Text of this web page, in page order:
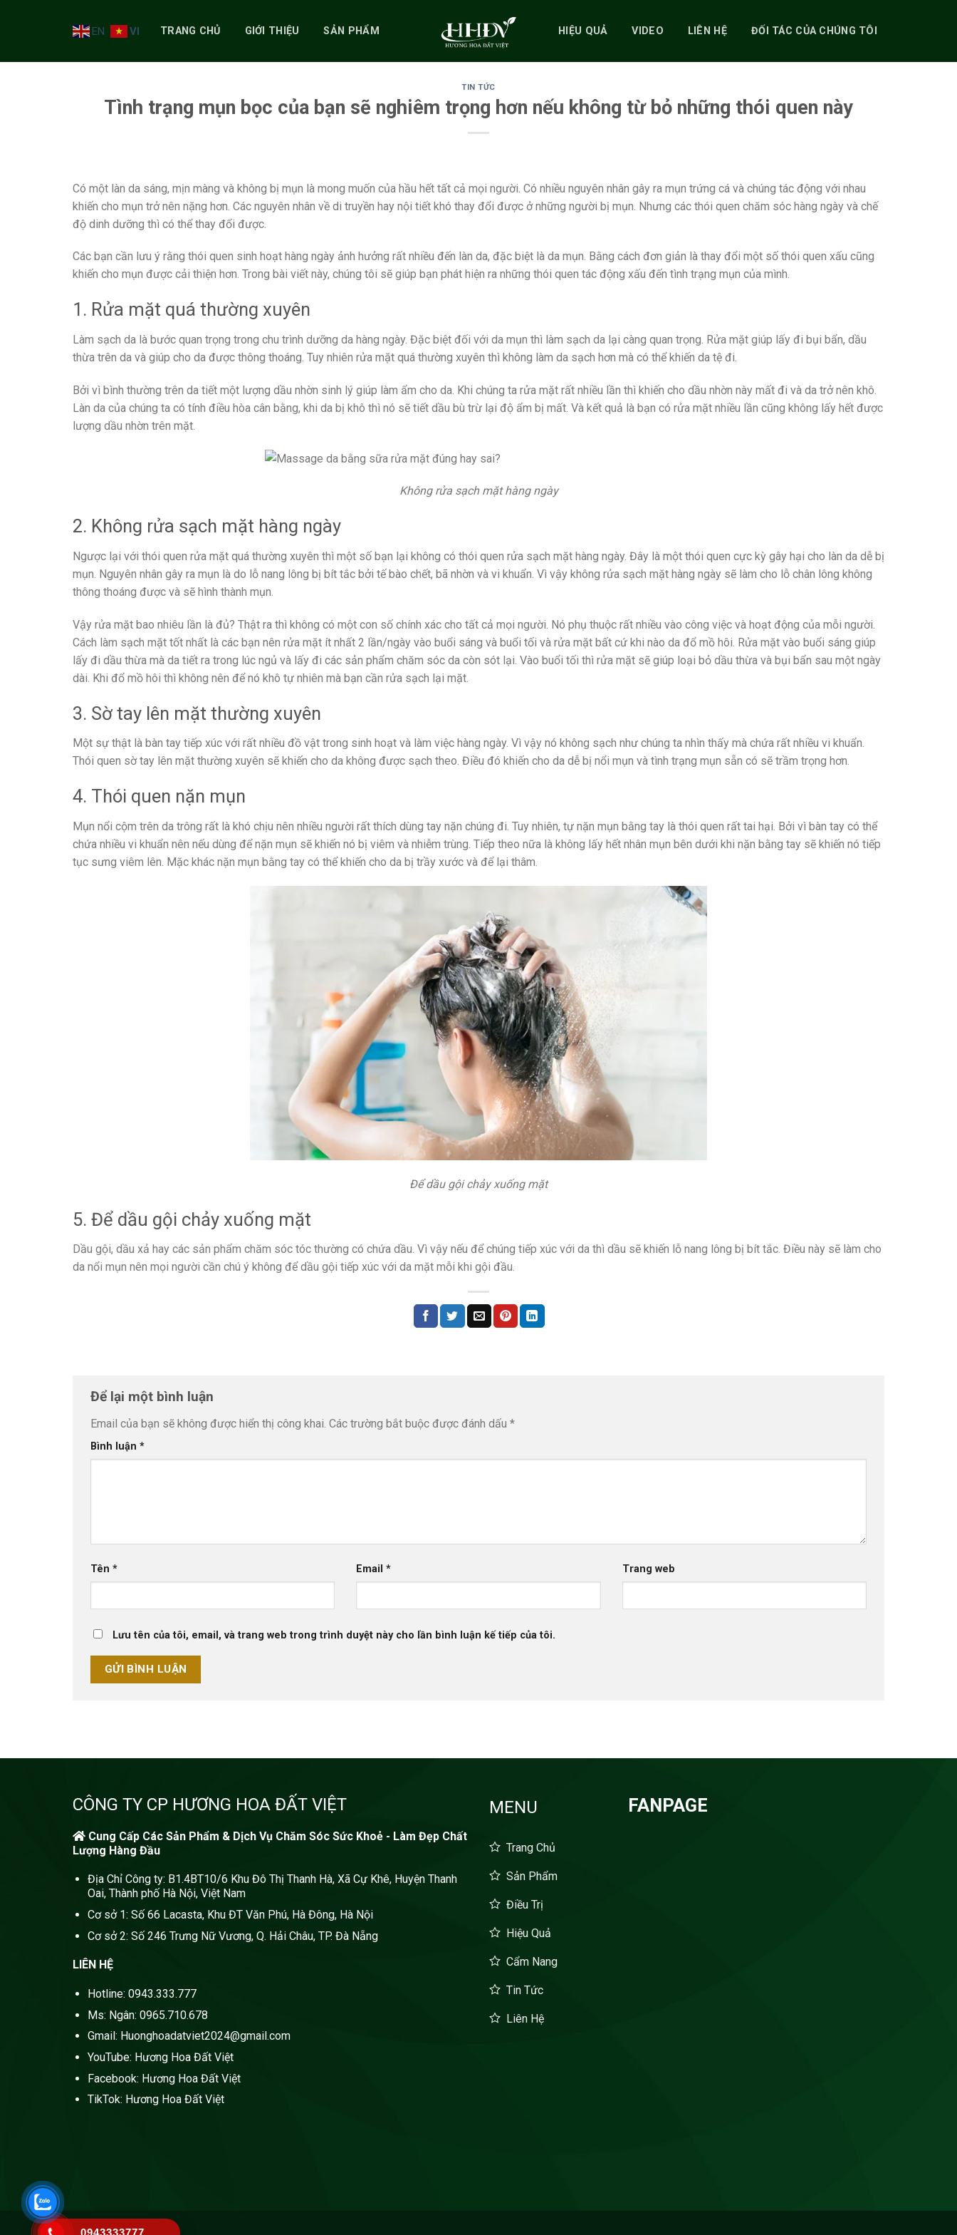
EN VI TRANG CHỦ GIỚI THIỆU SẢN PHẨM HIỆU QUẢ VIDEO LIÊN HỆ ĐỐI TÁC CỦA CHÚNG TÔI
TIN TỨC
Tình trạng mụn bọc của bạn sẽ nghiêm trọng hơn nếu không từ bỏ những thói quen này
Có một làn da sáng, mịn màng và không bị mụn là mong muốn của hầu hết tất cả mọi người. Có nhiều nguyên nhân gây ra mụn trứng cá và chúng tác động với nhau
khiến cho mụn trở nên nặng hơn. Các nguyên nhân về di truyền hay nội tiết khó thay đổi được ở những người bị mụn. Nhưng các thói quen chăm sóc hàng ngày và chế
độ dinh dưỡng thì có thể thay đổi được.
Các bạn cần lưu ý rằng thói quen sinh hoạt hàng ngày ảnh hưởng rất nhiều đến làn da, đặc biệt là da mụn. Bằng cách đơn giản là thay đổi một số thói quen xấu cũng
khiến cho mụn được cải thiện hơn. Trong bài viết này, chúng tôi sẽ giúp bạn phát hiện ra những thói quen tác động xấu đến tình trạng mụn của mình.
1. Rửa mặt quá thường xuyên
Làm sạch da là bước quan trọng trong chu trình dưỡng da hàng ngày. Đặc biệt đối với da mụn thì làm sạch da lại càng quan trọng. Rửa mặt giúp lấy đi bụi bẩn, dầu
thừa trên da và giúp cho da được thông thoáng. Tuy nhiên rửa mặt quá thường xuyên thì không làm da sạch hơn mà có thể khiến da tệ đi.
Bởi vì bình thường trên da tiết một lượng dầu nhờn sinh lý giúp làm ẩm cho da. Khi chúng ta rửa mặt rất nhiều lần thì khiến cho dầu nhờn này mất đi và da trở nên khô.
Làn da của chúng ta có tính điều hòa cân bằng, khi da bị khô thì nó sẽ tiết dầu bù trừ lại độ ẩm bị mất. Và kết quả là bạn có rửa mặt nhiều lần cũng không lấy hết được
lượng dầu nhờn trên mặt.
Không rửa sạch mặt hàng ngày
2. Không rửa sạch mặt hàng ngày
Ngược lại với thói quen rửa mặt quá thường xuyên thì một số bạn lại không có thói quen rửa sạch mặt hàng ngày. Đây là một thói quen cực kỳ gây hại cho làn da dễ bị
mụn. Nguyên nhân gây ra mụn là do lỗ nang lông bị bít tắc bởi tế bào chết, bã nhờn và vi khuẩn. Vì vậy không rửa sạch mặt hàng ngày sẽ làm cho lỗ chân lông không
thông thoáng được và sẽ hình thành mụn.
Vậy rửa mặt bao nhiêu lần là đủ? Thật ra thì không có một con số chính xác cho tất cả mọi người. Nó phụ thuộc rất nhiều vào công việc và hoạt động của mỗi người.
Cách làm sạch mặt tốt nhất là các bạn nên rửa mặt ít nhất 2 lần/ngày vào buổi sáng và buổi tối và rửa mặt bất cứ khi nào da đổ mồ hôi. Rửa mặt vào buổi sáng giúp
lấy đi dầu thừa mà da tiết ra trong lúc ngủ và lấy đi các sản phẩm chăm sóc da còn sót lại. Vào buổi tối thì rửa mặt sẽ giúp loại bỏ dầu thừa và bụi bẩn sau một ngày
dài. Khi đổ mồ hôi thì không nên để nó khô tự nhiên mà bạn cần rửa sạch lại mặt.
3. Sờ tay lên mặt thường xuyên
Một sự thật là bàn tay tiếp xúc với rất nhiều đồ vật trong sinh hoạt và làm việc hàng ngày. Vì vậy nó không sạch như chúng ta nhìn thấy mà chứa rất nhiều vi khuẩn.
Thói quen sờ tay lên mặt thường xuyên sẽ khiến cho da không được sạch theo. Điều đó khiến cho da dễ bị nổi mụn và tình trạng mụn sẵn có sẽ trầm trọng hơn.
4. Thói quen nặn mụn
Mụn nổi cộm trên da trông rất là khó chịu nên nhiều người rất thích dùng tay nặn chúng đi. Tuy nhiên, tự nặn mụn bằng tay là thói quen rất tai hại. Bởi vì bàn tay có thể
chứa nhiều vi khuẩn nên nếu dùng để nặn mụn sẽ khiến nó bị viêm và nhiễm trùng. Tiếp theo nữa là không lấy hết nhân mụn bên dưới khi nặn bằng tay sẽ khiến nó tiếp
tục sưng viêm lên. Mặc khác nặn mụn bằng tay có thể khiến cho da bị trầy xước và để lại thâm.
Để dầu gội chảy xuống mặt
5. Để dầu gội chảy xuống mặt
Dầu gội, dầu xả hay các sản phẩm chăm sóc tóc thường có chứa dầu. Vì vậy nếu để chúng tiếp xúc với da thì dầu sẽ khiến lỗ nang lông bị bít tắc. Điều này sẽ làm cho
da nổi mụn nên mọi người cần chú ý không để dầu gội tiếp xúc với da mặt mỗi khi gội đầu.
Để lại một bình luận
Email của bạn sẽ không được hiển thị công khai. Các trường bắt buộc được đánh dấu *
Bình luận *
Tên * Email* Trang web
Lưu tên của tôi, email, và trang web trong trình duyệt này cho lần bình luận kế tiếp của tôi.
CÔNG TY CP HƯƠNG HOA ĐẤT VIỆT
Cung Cấp Các Sản Phẩm & Dịch Vụ Chăm Sóc Sức Khoẻ - Làm Đẹp Chất
Lượng Hàng Đầu
Địa Chỉ Công ty: B1.4BT10/6 Khu Đô Thị Thanh Hà, Xã Cự Khê, Huyện Thanh
Oai, Thành phố Hà Nội, Việt Nam
Cơ sở 1: Số 66 Lacasta, Khu ĐT Văn Phú, Hà Đông, Hà Nội
Cơ sở 2: Số 246 Trưng Nữ Vương, Q. Hải Châu, TP. Đà Nẵng
LIÊN HỆ
Hotline: 0943.333.777
Ms: Ngân: 0965.710.678
Gmail: Huonghoadatviet2024@gmail.com
YouTube: Hương Hoa Đất Việt
Facebook: Hương Hoa Đất Việt
TikTok: Hương Hoa Đất Việt
MENU
Trang Chủ
Sản Phẩm
Điều Trị
Hiệu Quả
Cẩm Nang
Tin Tức
Liên Hệ
FANPAGE
0943333777